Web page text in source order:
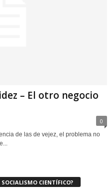
– El otro negocio
0
de las de vejez, el problema no
SOCIALISMO CIENTÍFICO?